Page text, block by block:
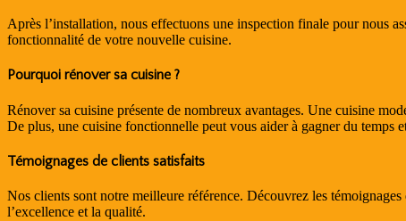
Après l’installation, nous effectuons une inspection finale pour nous
fonctionnalité de votre nouvelle cuisine.
Pourquoi rénover sa cuisine ?
Rénover sa cuisine présente de nombreux avantages. Une cuisine
De plus, une cuisine fonctionnelle peut vous aider à gagner du temps
Témoignages de clients satisfaits
Nos clients sont notre meilleure référence. Découvrez les
l’excellence et la qualité.